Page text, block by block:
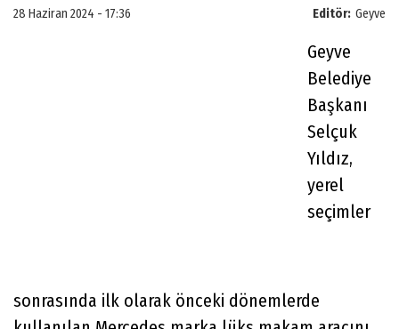
Editör: Geyve
28 Haziran 2024 - 17:36
Geyve
Belediye
Başkanı
Selçuk
Yıldız,
yerel
seçimler
sonrasında ilk olarak önceki dönemlerde